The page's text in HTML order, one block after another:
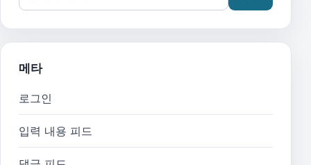
메타
로그인
입력 내용 피드